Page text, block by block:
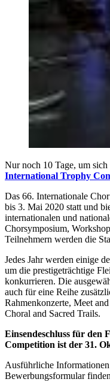
Nur noch 10 Tage, um sich
International Trophy
Das 66. Internationale
bis 3. Mai 2020 statt und
internationalen und
Chorsymposium,
Teilnehmern werden die
Jedes Jahr werden einige
um die prestigeträchtige
konkurrieren. Die
auch für eine Reihe
Rahmenkonzerte, Meet
Choral and Sacred Trails.
Einsendeschluss für den
Competition ist der 31.
Ausführliche
Bewerbungsformular